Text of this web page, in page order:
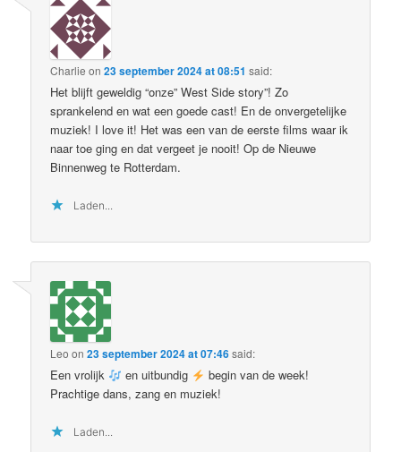
Charlie on23 september 2024 at 08:51 said:
Het blijft geweldig “onze” West Side story”! Zo
sprankelend en wat een goede cast! En de onvergetelijke
muziek! I love it! Het was een van de eerste films waar ik
naar toe ging en dat vergeet je nooit! Op de Nieuwe
Binnenweg te Rotterdam.
Laden...
Leo on23 september 2024 at 07:46said:
Een vrolijk en uitbundig
begin van de week!
Prachtige dans, zang en muziek!
Laden...